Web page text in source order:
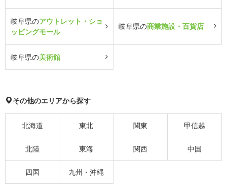
岐阜県のアウトレット・ショ
ッピングモール
岐阜県の商業施設・百貨店
岐阜県の美術館
その他のエリアから探す
北海道 東北 関東 甲信越
北陸 東海 関西 中国
四国 九州・沖縄